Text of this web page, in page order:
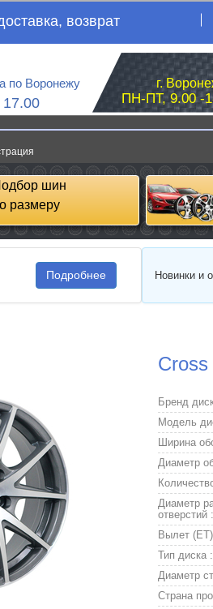
возврат
по Воронежу
17.00
г.
ПН-ПТ, 9.00 -
шин
размеру
Подробнее Новинки и
Бренд
Модель
Ширина
Диаметр
Диаметр
отверстий :
Вылет
Тип диска :
Диаметр
Страна